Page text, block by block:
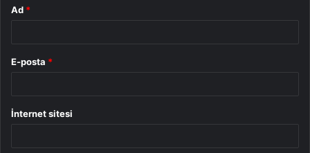
Ad *
E-posta *
İnternet sitesi